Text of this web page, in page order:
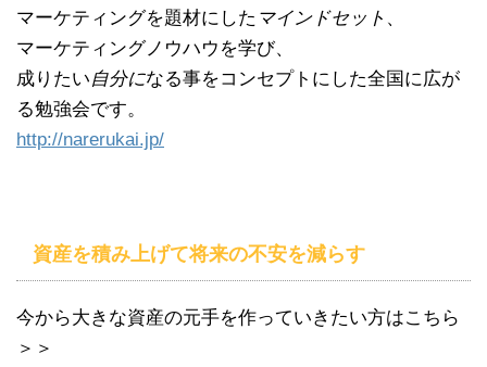
マーケティングを題材にした マインドセット 、
マーケティングノウハウを学び、
成りたい自分になる事をコンセプトにした全国に広が
る勉強会です。
http://narerukai.jp/
資産を積み上げて将来の不安を減らす
今から大きな資産の元手を作っていきたい方はこちら
＞＞